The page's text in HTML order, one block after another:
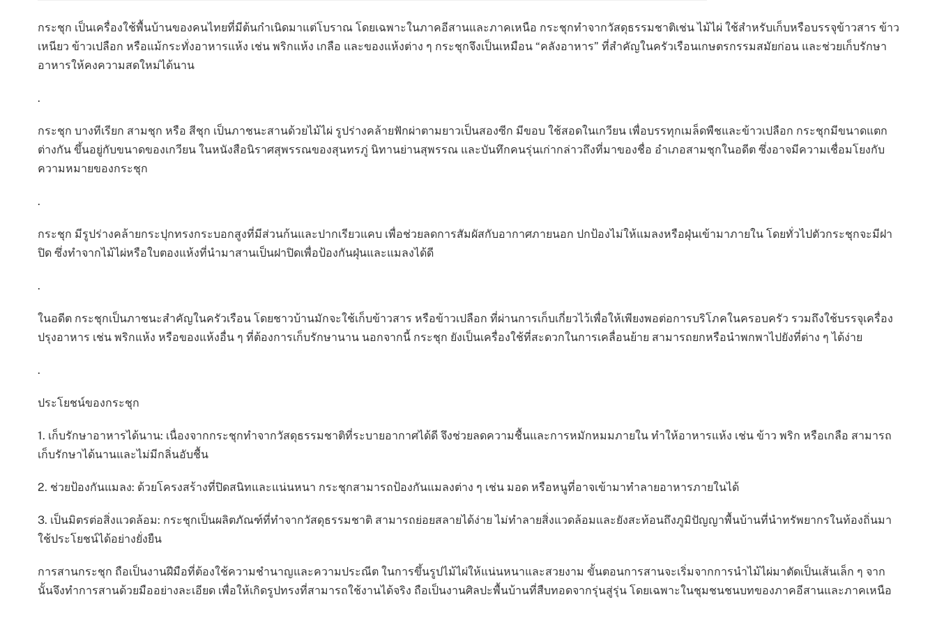
กระชุก เป็นเครื่องใช้พื้นบ้านของคนไทยที่มีต้นกำเนิดมาแต่โบราณ โดยเฉพาะในภาคอีสานและภาคเหนือ กระชุกทำจากวัสดุธรรมชาติเช่น ไม้ไผ่ ใช้สำหรับเก็บหรือบรรจุข้าวสาร ข้าว
เหนียว ข้าวเปลือก หรือแม้กระทั่งอาหารแห้ง เช่น พริกแห้ง เกลือ และของแห้งต่าง ๆ กระชุกจึงเป็นเหมือน “คลังอาหาร” ที่สำคัญในครัวเรือนเกษตรกรรมสมัยก่อน และช่วยเก็บรักษา
อาหารให้คงความสดใหม่ได้นาน
.
กระชุก บางทีเรียก สามชุก หรือ สีชุก เป็นภาชนะสานด้วยไม้ไผ่ รูปร่างคล้ายฟักผ่าตามยาวเป็นสองซีก มีขอบ ใช้สอดในเกวียน เพื่อบรรทุกเมล็ดพืชและข้าวเปลือก กระชุกมีขนาดแตก
ต่างกัน ขึ้นอยู่กับขนาดของเกวียน ในหนังสือนิราศสุพรรณของสุนทรภู่ นิทานย่านสุพรรณ และบันทึกคนรุ่นเก่ากล่าวถึงที่มาของชื่อ อำเภอสามชุกในอดีต ซึ่งอาจมีความเชื่อมโยงกับ
ความหมายของกระชุก
.
กระชุก มีรูปร่างคล้ายกระปุกทรงกระบอกสูงที่มีส่วนก้นและปากเรียวแคบ เพื่อช่วยลดการสัมผัสกับอากาศภายนอก ปกป้องไม่ให้แมลงหรือฝุ่นเข้ามาภายใน โดยทั่วไปตัวกระชุกจะมีฝา
ปิด ซึ่งทำจากไม้ไผ่หรือใบตองแห้งที่นำมาสานเป็นฝาปิดเพื่อป้องกันฝุ่นและแมลงได้ดี
.
ในอดีต กระชุกเป็นภาชนะสำคัญในครัวเรือน โดยชาวบ้านมักจะใช้เก็บข้าวสาร หรือข้าวเปลือก ที่ผ่านการเก็บเกี่ยวไว้เพื่อให้เพียงพอต่อการบริโภคในครอบครัว รวมถึงใช้บรรจุเครื่อง
ปรุงอาหาร เช่น พริกแห้ง หรือของแห้งอื่น ๆ ที่ต้องการเก็บรักษานาน นอกจากนี้ กระชุก ยังเป็นเครื่องใช้ที่สะดวกในการเคลื่อนย้าย สามารถยกหรือนำพกพาไปยังที่ต่าง ๆ ได้ง่าย
.
ประโยชน์ของกระชุก
1. เก็บรักษาอาหารได้นาน: เนื่องจากกระชุกทำจากวัสดุธรรมชาติที่ระบายอากาศได้ดี จึงช่วยลดความชื้นและการหมักหมมภายใน ทำให้อาหารแห้ง เช่น ข้าว พริก หรือเกลือ สามารถ
เก็บรักษาได้นานและไม่มีกลิ่นอับชื้น
2. ช่วยป้องกันแมลง: ด้วยโครงสร้างที่ปิดสนิทและแน่นหนา กระชุกสามารถป้องกันแมลงต่าง ๆ เช่น มอด หรือหนูที่อาจเข้ามาทำลายอาหารภายในได้
3. เป็นมิตรต่อสิ่งแวดล้อม: กระชุกเป็นผลิตภัณฑ์ที่ทำจากวัสดุธรรมชาติ สามารถย่อยสลายได้ง่าย ไม่ทำลายสิ่งแวดล้อมและยังสะท้อนถึงภูมิปัญญาพื้นบ้านที่นำทรัพยากรในท้องถิ่นมา
ใช้ประโยชน์ได้อย่างยั่งยืน
การสานกระชุก ถือเป็นงานฝีมือที่ต้องใช้ความชำนาญและความประณีต ในการขึ้นรูปไม้ไผ่ให้แน่นหนาและสวยงาม ขั้นตอนการสานจะเริ่มจากการนำไม้ไผ่มาตัดเป็นเส้นเล็ก ๆ จาก
นั้นจึงทำการสานด้วยมืออย่างละเอียด เพื่อให้เกิดรูปทรงที่สามารถใช้งานได้จริง ถือเป็นงานศิลปะพื้นบ้านที่สืบทอดจากรุ่นสู่รุ่น โดยเฉพาะในชุมชนชนบทของภาคอีสานและภาคเหนือ